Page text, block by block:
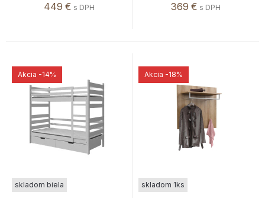
449 € s DPH 369 € s DPH
Akcia -14%
skladom biela
Akcia -18%
skladom 1ks